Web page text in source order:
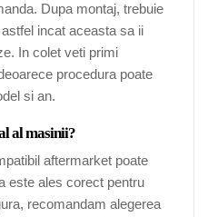
Dupa montaj, trebuie
incat aceasta sa ii
In colet veti primi
procedura poate
si an.
al masinii?
aftermarket poate
este ales corect pentru
recomandam alegerea